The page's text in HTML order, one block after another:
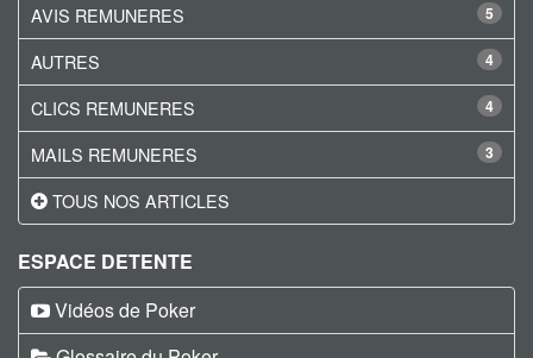
5
AVIS REMUNERES
4
AUTRES
4
CLICS REMUNERES
3
MAILS REMUNERES
TOUS NOS ARTICLES
ESPACE DETENTE
Vidéos de Poker